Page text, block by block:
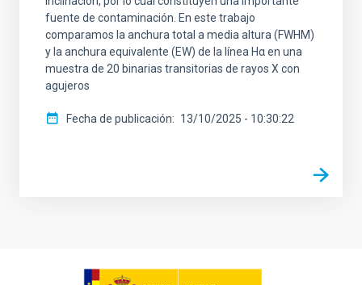
fuente de contaminación. En este trabajo
comparamos la anchura total a media altura (FWHM)
y la anchura equivalente (EW) de la línea Hα en una
muestra de 20 binarias transitorias de rayos X con
agujeros
Fecha de publicación 13/10/2025 - 10:30:22